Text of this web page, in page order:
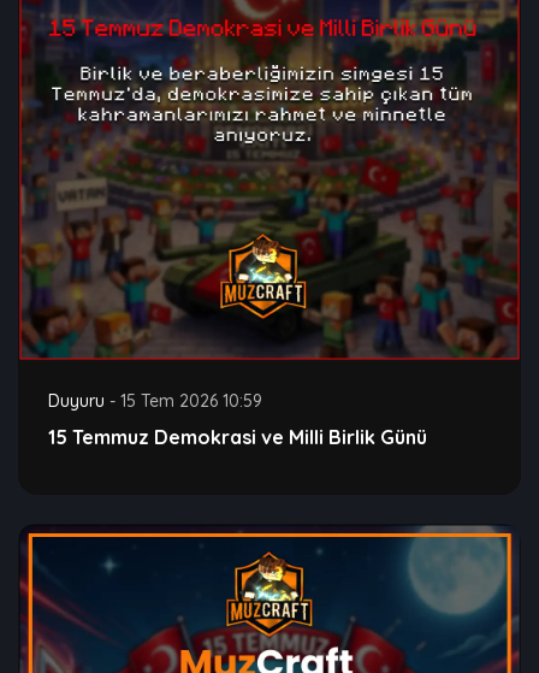
Duyuru - 15 Tem 2026 10:59
15 Temmuz Demokrasi ve Milli Birlik Günü